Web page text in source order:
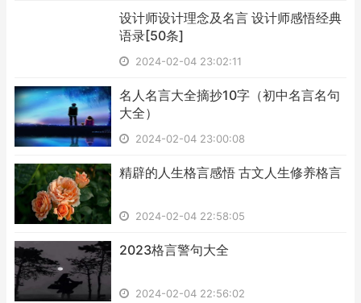
​设计师设计理念及名言 设计师感悟经典
语录[50条]
2024-02-04 23:02:11
​名人名言大全摘抄10字（初中名言名句
大全）
2024-02-04 23:00:08
​精辟的人生格言感悟 古文人生修养格言
2024-02-04 22:58:05
​2023格言警句大全
2024-02-04 22:56:02